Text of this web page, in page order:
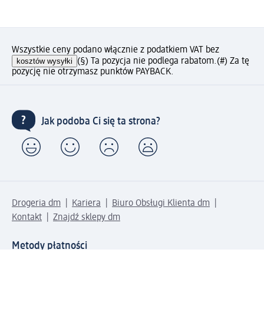
Wszystkie ceny podano włącznie z podatkiem VAT bez
kosztów wysyłki (§) Ta pozycja nie podlega rabatom.(#) Za tę
pozycję nie otrzymasz punktów PAYBACK.
Jak podoba Ci się ta strona?
Drogeria dm Kariera
Biuro Obsługi Klienta dm
Kontakt
Znajdź sklepy dm
Metody płatności